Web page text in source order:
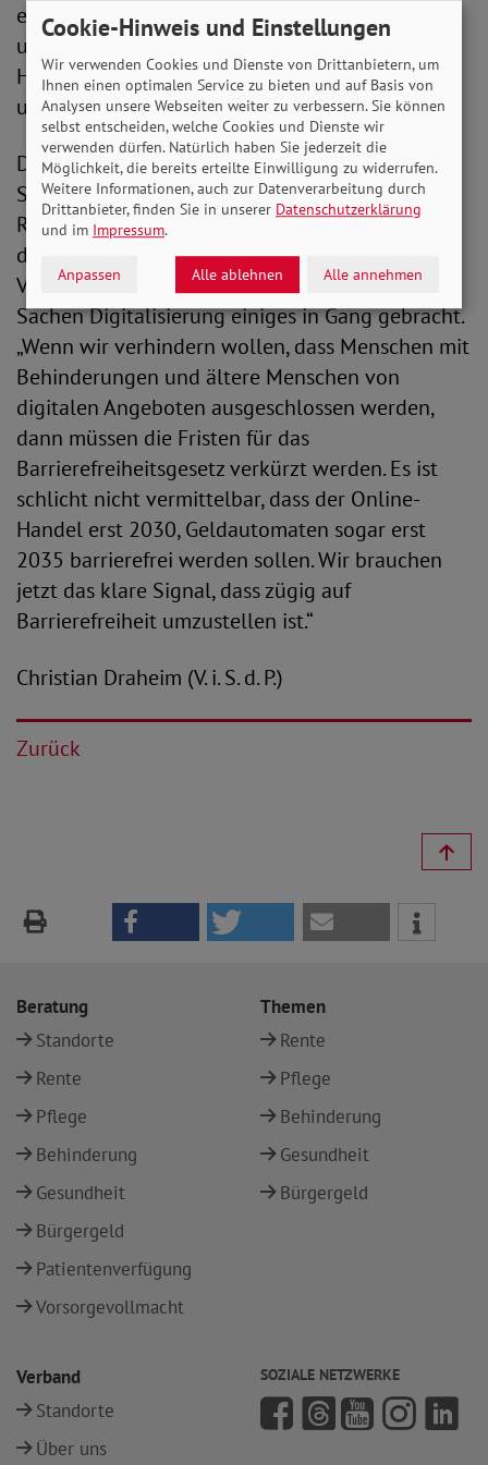
ein erster Schritt sein. Deshalb fordern wir eine
umfassende Barrierefreiheit, die unter anderem
Handel, Verkehr, Gesundheit und Tourismus
umfasst.“
Dringenden Nachbesserungsbedarf sieht der
SoVD-Präsident zudem bei den im
Referentenentwurf geplanten Fristen. Ob
digitales Einkaufen, Online-Bankdienste,
Videokonferenzen: Die Corona-Pandemie hat in
Sachen Digitalisierung einiges in Gang gebracht.
„Wenn wir verhindern wollen, dass Menschen mit
Behinderungen und ältere Menschen von
digitalen Angeboten ausgeschlossen werden,
dann müssen die Fristen für das
Barrierefreiheitsgesetz verkürzt werden. Es ist
schlicht nicht vermittelbar, dass der Online-
Handel erst 2030, Geldautomaten sogar erst
2035 barrierefrei werden sollen. Wir brauchen
jetzt das klare Signal, dass zügig auf
Barrierefreiheit umzustellen ist.“
Christian Draheim (V. i. S. d. P.)
Zurück
Beratung
Standorte
Rente
Pflege
Behinderung
Gesundheit
Bürgergeld
Patientenverfügung
Vorsorgevollmacht
Themen
Rente
Pflege
Behinderung
Gesundheit
Bürgergeld
Verband
Standorte
Über uns
SOZIALE NETZWERKE
Cookie-Hinweis und Einstellungen
Wir verwenden Cookies und Dienste von Drittanbietern, um
Ihnen einen optimalen Service zu bieten und auf Basis von
Analysen unsere Webseiten weiter zu verbessern. Sie können
selbst entscheiden, welche Cookies und Dienste wir
verwenden dürfen. Natürlich haben Sie jederzeit die
Möglichkeit, die bereits erteilte Einwilligung zu widerrufen.
Weitere Informationen, auch zur Datenverarbeitung durch
Drittanbieter, finden Sie in unserer Datenschutzerklärung
und im Impressum.
Anpassen Alle ablehnen Alle annehmen